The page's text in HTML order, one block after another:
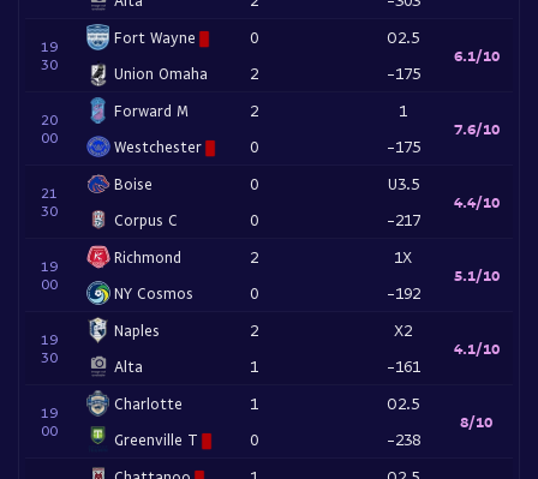
19
30
Fort Wayne
Union Omaha
0
2
O2.5
-175
6.1/10
20
00
Forward M
Westchester
2
0
1
-175
7.6/10
21
30
Boise
Corpus C
0
0
U3.5
-217
4.4/10
19
00
Richmond
NY Cosmos
2
0
1X
-192
5.1/10
19
30
Naples
Alta
2
1
X2
-161
4.1/10
19
00
Charlotte
Greenville T
1
0
O2.5
-238
8/10